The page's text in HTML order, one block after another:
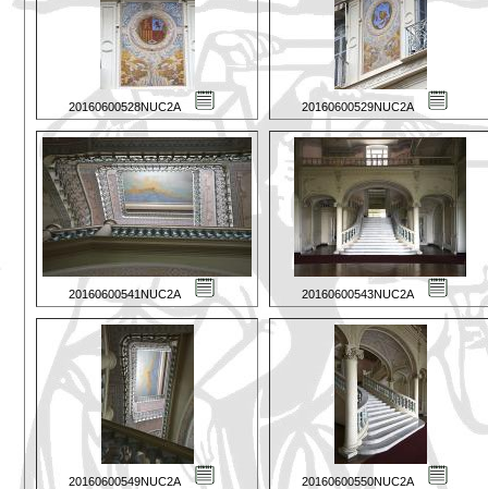
20160600528NUC2A 20160600529NUC2A
20160600541NUC2A 20160600543NUC2A
20160600549NUC2A 20160600550NUC2A